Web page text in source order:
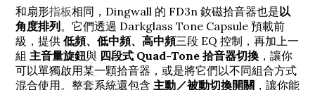
和扇形指板相同，Dingwall 的 FD3n 釹磁拾音器也是以
角度排列 。它們透過 Darkglass Tone Capsule 預載前
級，提供 低頻、低中頻、高中頻三段 EQ 控制，再加上一
組 主音量旋鈕與 四段式 Quad-Tone 拾音器切換 ，讓你
可以單獨啟用某一顆拾音器，或是將它們以不同組合方式
混合使用。整套系統還包含 主動／被動切換開關 ，讓你能